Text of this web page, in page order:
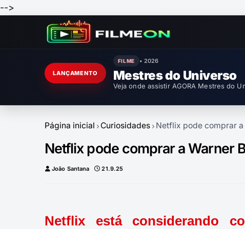
-->
LANÇAMENTO
FILME • 2026
Mestres do Universo
Veja onde assistir AGORA Mestres do
Página inicial Curiosidades Netflix pode comprar a
Netflix pode comprar a Warner
João Santana 21.9.25
Netflix está considerando